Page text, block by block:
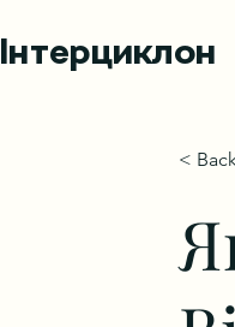
Інтерциклон
<